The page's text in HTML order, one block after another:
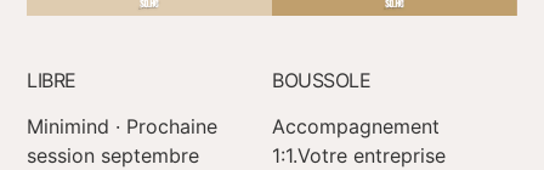
LIBRE
Minimind · Prochaine
session septembre
BOUSSOLE
Accompagnement
1:1.Votre entreprise